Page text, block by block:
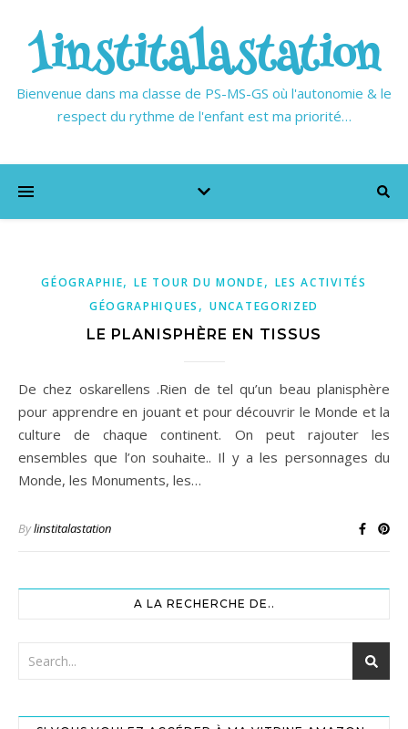
1institalastation
Bienvenue dans ma classe de PS-MS-GS où l'autonomie & le
respect du rythme de l'enfant est ma priorité…
GÉOGRAPHIE,LE TOUR DU MONDE, LES ACTIVITÉS
GÉOGRAPHIQUES , UNCATEGORIZED
LE PLANISPHÈRE EN TISSUS
De chez oskarellens .Rien de tel qu’un beau planisphère
pour apprendre en jouant et pour découvrir le Monde et la
culture de chaque continent. On peut rajouter les
ensembles que l’on souhaite.. Il y a les personnages du
Monde, les Monuments, les…
Bylinstitalastation
A LA RECHERCHE DE..